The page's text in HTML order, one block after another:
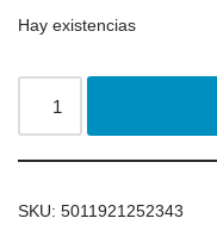
Hay existencias
SKU: 5011921252343